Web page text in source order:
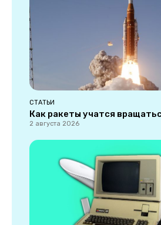
СТАТЬИ
Как ракеты учатся
2 августа 2026